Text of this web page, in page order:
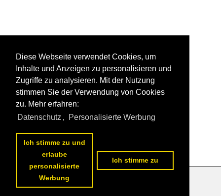
Datenschutzerklärung
Diese Webseite verwendet Cookies, um
Inhalte und Anzeigen zu personalisieren und
Zugriffe zu analysieren. Mit der Nutzung
stimmen Sie der Verwendung von Cookies
zu. Mehr erfahren:
Datenschutz , Personalisierte Werbung
Ich stimme zu und
erlaube
personalisierte
Werbung
Ich stimme zu